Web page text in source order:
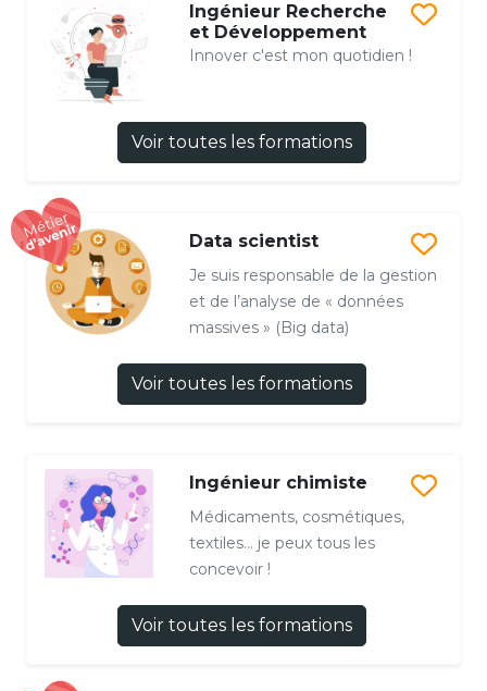
Ingénieur Recherche
et Développement
Innover c'est mon quotidien !
Voir toutes les formations
Data scientist
Je suis responsable de la gestion
et de l’analyse de « données
massives » (Big data)
Voir toutes les formations
Ingénieur chimiste
Médicaments, cosmétiques,
textiles… je peux tous les
concevoir !
Voir toutes les formations